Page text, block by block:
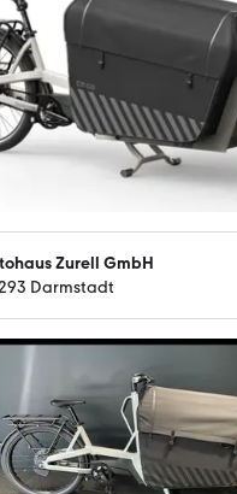
Zurell GmbH
Darmstadt